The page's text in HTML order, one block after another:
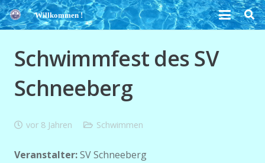
Willkommen !
Schwimmfest des SV
Schneeberg
vor 8 Jahren Schwimmen
Veranstalter:SV Schneeberg